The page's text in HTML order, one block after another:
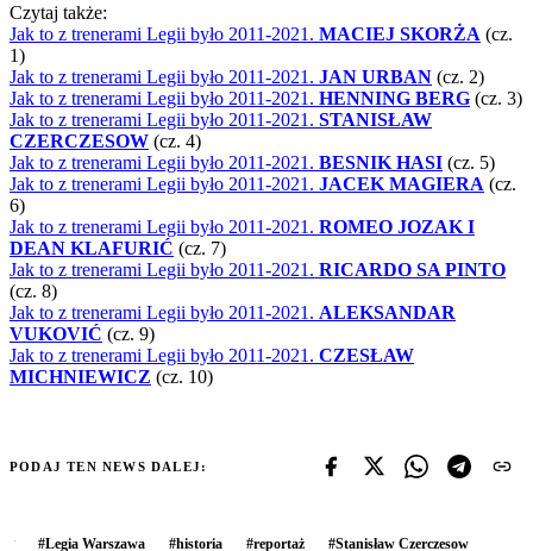
Czytaj także:
Jak to z trenerami Legii było 2011-2021. MACIEJ SKORŻA (cz.
1)
Jak to z trenerami Legii było 2011-2021. JAN URBAN (cz. 2)
Jak to z trenerami Legii było 2011-2021. HENNING BERG (cz. 3)
Jak to z trenerami Legii było 2011-2021. STANISŁAW
CZERCZESOW (cz. 4)
Jak to z trenerami Legii było 2011-2021. BESNIK HASI (cz. 5)
Jak to z trenerami Legii było 2011-2021. JACEK MAGIERA (cz.
6)
Jak to z trenerami Legii było 2011-2021. ROMEO JOZAK I
DEAN KLAFURIĆ (cz. 7)
Jak to z trenerami Legii było 2011-2021. RICARDO SA PINTO
(cz. 8)
Jak to z trenerami Legii było 2011-2021. ALEKSANDAR
VUKOVIĆ (cz. 9)
Jak to z trenerami Legii było 2011-2021. CZESŁAW
MICHNIEWICZ (cz. 10)
PODAJ TEN NEWS DALEJ:
#Legia Warszawa #historia #reportaż #Stanisław Czerczesow